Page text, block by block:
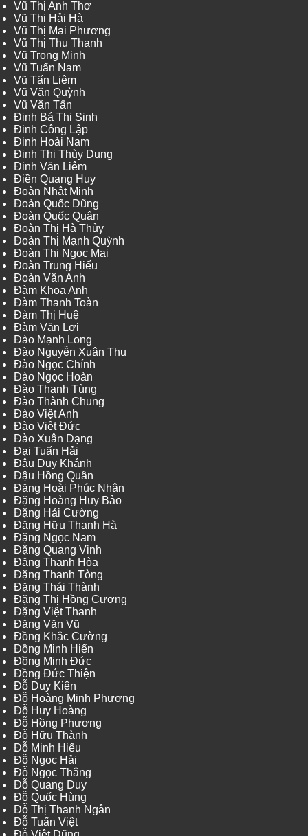
Vũ Thị Anh Thơ
Vũ Thị Hải Hà
Vũ Thị Mai Phương
Vũ Thị Thu Thanh
Vũ Trọng Minh
Vũ Tuấn Nam
Vũ Tấn Liêm
Vũ Văn Quỳnh
Vũ Văn Tấn
Đinh Bá Thi Sinh
Đinh Công Lập
Đinh Hoài Nam
Đinh Thị Thùy Dung
Đinh Văn Liêm
Điền Quang Huy
Đoàn Nhật Minh
Đoàn Quốc Dũng
Đoàn Quốc Quân
Đoàn Thị Hà Thủy
Đoàn Thị Mạnh Quỳnh
Đoàn Thị Ngọc Mai
Đoàn Trung Hiếu
Đoàn Văn Anh
Đàm Khoa Anh
Đàm Thanh Toàn
Đàm Thị Huệ
Đàm Văn Lợi
Đào Mạnh Long
Đào Nguyễn Xuân Thu
Đào Ngọc Chính
Đào Ngọc Hoàn
Đào Thanh Tùng
Đào Thành Chung
Đào Việt Anh
Đào Việt Đức
Đào Xuân Dạng
Đại Tuấn Hải
Đậu Duy Khánh
Đậu Hồng Quân
Đặng Hoài Phúc Nhân
Đặng Hoàng Huy Bảo
Đặng Hải Cường
Đặng Hữu Thanh Hà
Đặng Ngọc Nam
Đặng Quang Vinh
Đặng Thanh Hòa
Đặng Thanh Tòng
Đặng Thái Thành
Đặng Thị Hồng Cương
Đặng Việt Thanh
Đặng Văn Vũ
Đồng Khắc Cường
Đồng Minh Hiển
Đồng Minh Đức
Đồng Đức Thiện
Đỗ Duy Kiên
Đỗ Hoàng Minh Phương
Đỗ Huy Hoàng
Đỗ Hồng Phương
Đỗ Hữu Thành
Đỗ Minh Hiếu
Đỗ Ngọc Hải
Đỗ Ngọc Thắng
Đỗ Quang Duy
Đỗ Quốc Hùng
Đỗ Thị Thanh Ngân
Đỗ Tuấn Việt